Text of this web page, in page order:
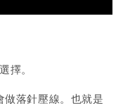
擇。
落針壓線。也就是